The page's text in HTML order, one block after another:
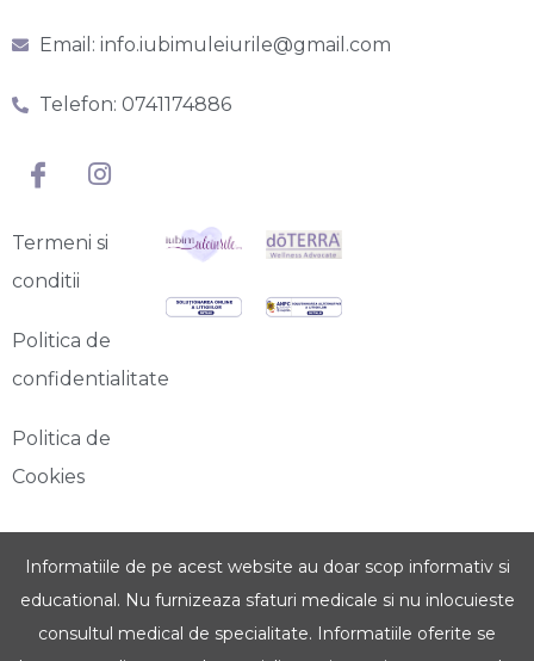
Email: info.iubimuleiurile@gmail.com
Telefon: 0741174886
Termeni si
conditii
Politica de
confidentialitate
Politica de
Cookies
Informatiile de pe acest website au doar scop informativ si
educational. Nu furnizeaza sfaturi medicale si nu inlocuieste
consultul medical de specialitate. Informatiile oferite se